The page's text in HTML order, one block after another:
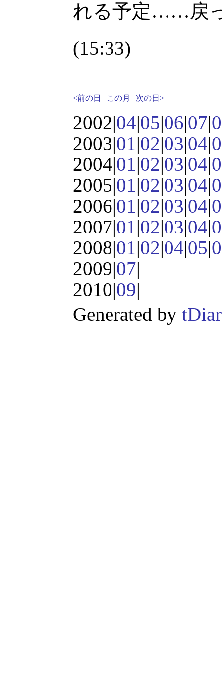
れる予定……戻
(15:33)
<前の日 | この月 | 次の日>
2002|04|05|06|07|
2003|01|02|03|04|
2004|01|02|03|04|
2005|01|02|03|04|
2006|01|02|03|04|
2007|01|02|03|04|
2008|01|02|04|05|
2009|07|
2010|09|
Generated by